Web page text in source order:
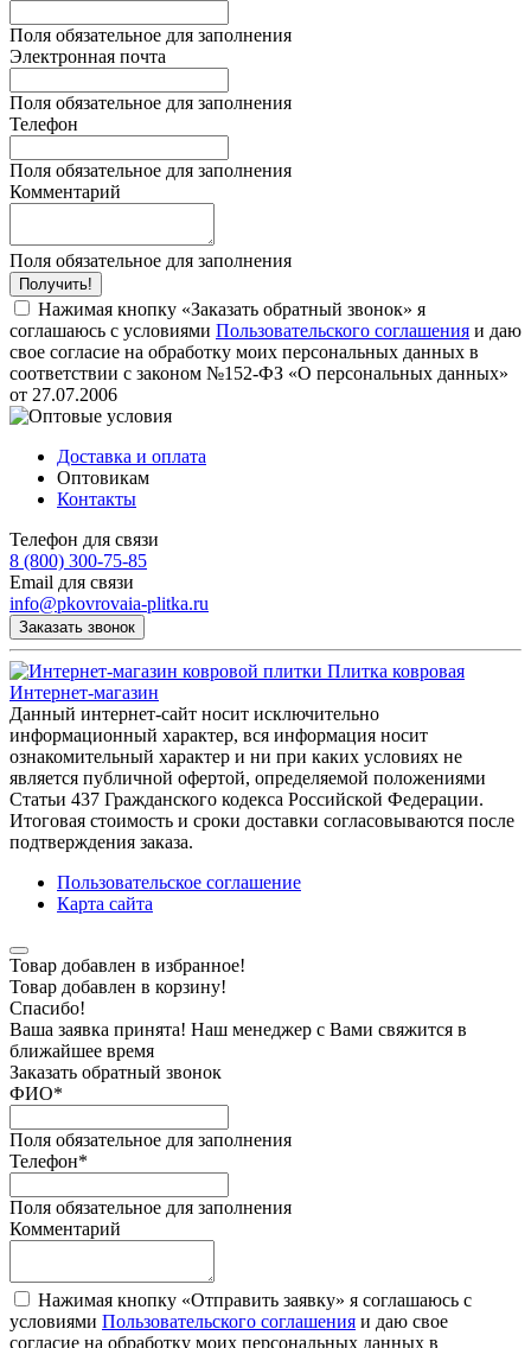
Поля обязательное для заполнения
Электронная почта
Поля обязательное для заполнения
Телефон
Поля обязательное для заполнения
Комментарий
Поля обязательное для заполнения
Получить!
Нажимая кнопку «Заказать обратный звонок» я
соглашаюсь с условиями Пользовательского соглашения и даю
свое согласие на обработку моих персональных данных в
соответствии с законом №152-ФЗ «О персональных данных»
от 27.07.2006
Доставка и оплата
Оптовикам
Контакты
Телефон для связи
8 (800) 300-75-85
Email для связи
info@pkovrovaia-plitka.ru
Заказать звонок
Плитка ковровая
Интернет-магазин
Данный интернет-сайт носит исключительно
информационный характер, вся информация носит
ознакомительный характер и ни при каких условиях не
является публичной офертой, определяемой положениями
Статьи 437 Гражданского кодекса Российской Федерации.
Итоговая стоимость и сроки доставки согласовываются после
подтверждения заказа.
Пользовательское соглашение
Карта сайта
Товар добавлен в избранное!
Товар добавлен в корзину!
Спасибо!
Ваша заявка принята! Наш менеджер с Вами свяжится в
ближайшее время
Заказать обратный звонок
ФИО*
Поля обязательное для заполнения
Телефон*
Поля обязательное для заполнения
Комментарий
Нажимая кнопку «Отправить заявку» я соглашаюсь с
условиями Пользовательского соглашения и даю свое
согласие на обработку моих персональных данных в